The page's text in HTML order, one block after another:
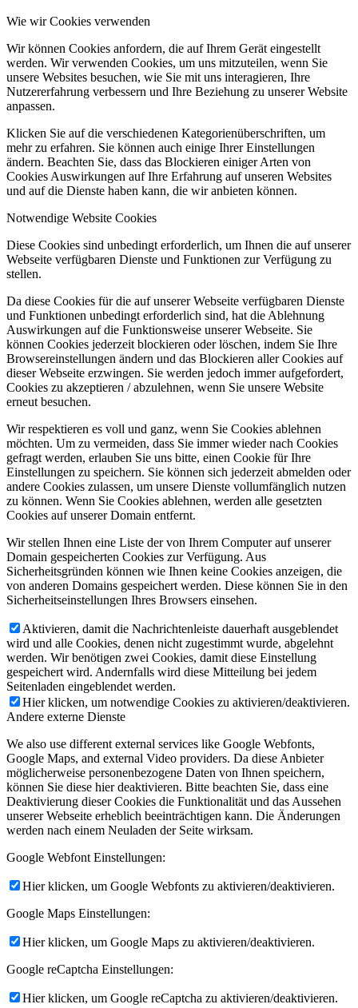
Wie wir Cookies verwenden
Wir können Cookies anfordern, die auf Ihrem Gerät eingestellt
werden. Wir verwenden Cookies, um uns mitzuteilen, wenn Sie
unsere Websites besuchen, wie Sie mit uns interagieren, Ihre
Nutzererfahrung verbessern und Ihre Beziehung zu unserer Website
anpassen.
Klicken Sie auf die verschiedenen Kategorienüberschriften, um
mehr zu erfahren. Sie können auch einige Ihrer Einstellungen
ändern. Beachten Sie, dass das Blockieren einiger Arten von
Cookies Auswirkungen auf Ihre Erfahrung auf unseren Websites
und auf die Dienste haben kann, die wir anbieten können.
Notwendige Website Cookies
Diese Cookies sind unbedingt erforderlich, um Ihnen die auf unserer
Webseite verfügbaren Dienste und Funktionen zur Verfügung zu
stellen.
Da diese Cookies für die auf unserer Webseite verfügbaren Dienste
und Funktionen unbedingt erforderlich sind, hat die Ablehnung
Auswirkungen auf die Funktionsweise unserer Webseite. Sie
können Cookies jederzeit blockieren oder löschen, indem Sie Ihre
Browsereinstellungen ändern und das Blockieren aller Cookies auf
dieser Webseite erzwingen. Sie werden jedoch immer aufgefordert,
Cookies zu akzeptieren / abzulehnen, wenn Sie unsere Website
erneut besuchen.
Wir respektieren es voll und ganz, wenn Sie Cookies ablehnen
möchten. Um zu vermeiden, dass Sie immer wieder nach Cookies
gefragt werden, erlauben Sie uns bitte, einen Cookie für Ihre
Einstellungen zu speichern. Sie können sich jederzeit abmelden oder
andere Cookies zulassen, um unsere Dienste vollumfänglich nutzen
zu können. Wenn Sie Cookies ablehnen, werden alle gesetzten
Cookies auf unserer Domain entfernt.
Wir stellen Ihnen eine Liste der von Ihrem Computer auf unserer
Domain gespeicherten Cookies zur Verfügung. Aus
Sicherheitsgründen können wie Ihnen keine Cookies anzeigen, die
von anderen Domains gespeichert werden. Diese können Sie in den
Sicherheitseinstellungen Ihres Browsers einsehen.
Aktivieren, damit die Nachrichtenleiste dauerhaft ausgeblendet
wird und alle Cookies, denen nicht zugestimmt wurde, abgelehnt
werden. Wir benötigen zwei Cookies, damit diese Einstellung
gespeichert wird. Andernfalls wird diese Mitteilung bei jedem
Seitenladen eingeblendet werden.
Hier klicken, um notwendige Cookies zu aktivieren/deaktivieren.
Andere externe Dienste
We also use different external services like Google Webfonts,
Google Maps, and external Video providers. Da diese Anbieter
möglicherweise personenbezogene Daten von Ihnen speichern,
können Sie diese hier deaktivieren. Bitte beachten Sie, dass eine
Deaktivierung dieser Cookies die Funktionalität und das Aussehen
unserer Webseite erheblich beeinträchtigen kann. Die Änderungen
werden nach einem Neuladen der Seite wirksam.
Google Webfont Einstellungen:
Hier klicken, um Google Webfonts zu aktivieren/deaktivieren.
Google Maps Einstellungen:
Hier klicken, um Google Maps zu aktivieren/deaktivieren.
Google reCaptcha Einstellungen:
Hier klicken, um Google reCaptcha zu aktivieren/deaktivieren.